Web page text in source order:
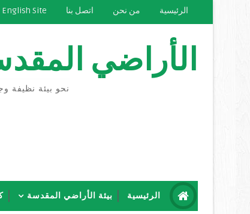
الرئيسية من نحن اتصل بنا English Site
الأراضي
نحو بيئة نظيفة
الرئيسية بيئة الأراضي المقدسة